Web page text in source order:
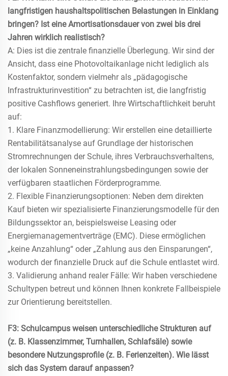
langfristigen haushaltspolitischen Belastungen in Einklang
bringen? Ist eine Amortisationsdauer von zwei bis drei
Jahren wirklich realistisch?
A: Dies ist die zentrale finanzielle Überlegung. Wir sind der
Ansicht, dass eine Photovoltaikanlage nicht lediglich als
Kostenfaktor, sondern vielmehr als „pädagogische
Infrastrukturinvestition“ zu betrachten ist, die langfristig
positive Cashflows generiert. Ihre Wirtschaftlichkeit beruht
auf:
1. Klare Finanzmodellierung: Wir erstellen eine detaillierte
Rentabilitätsanalyse auf Grundlage der historischen
Stromrechnungen der Schule, ihres Verbrauchsverhaltens,
der lokalen Sonneneinstrahlungsbedingungen sowie der
verfügbaren staatlichen Förderprogramme.
2. Flexible Finanzierungsoptionen: Neben dem direkten
Kauf bieten wir spezialisierte Finanzierungsmodelle für den
Bildungssektor an, beispielsweise Leasing oder
Energiemanagementverträge (EMC). Diese ermöglichen
„keine Anzahlung“ oder „Zahlung aus den Einsparungen“,
wodurch der finanzielle Druck auf die Schule entlastet wird.
3. Validierung anhand realer Fälle: Wir haben verschiedene
Schultypen betreut und können Ihnen konkrete Fallbeispiele
zur Orientierung bereitstellen.
F3: Schulcampus weisen unterschiedliche Strukturen auf
(z. B. Klassenzimmer, Turnhallen, Schlafsäle) sowie
besondere Nutzungsprofile (z. B. Ferienzeiten). Wie lässt
sich das System darauf anpassen?